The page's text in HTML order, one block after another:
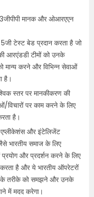
मानक और ओआरएएन
टेस्ट बेड प्रदान करता है जो
आरएंडडी टीमों को उनके
को मान्य करने और विभिन्न सेवाओं
है।
स्तर पर मानकीकरण की
विचारों पर काम करने के लिए
है।
एप्लीकेशंस और इंटेलिजेंट
भारतीय समाज के लिए
और प्रदर्शन करने के लिए
है और ये भारतीय ऑपरेटरों
के तरीके को समझने और उनके
में मदद करेगा।